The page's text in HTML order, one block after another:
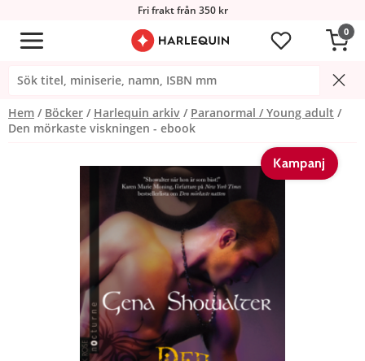
Fri frakt från 350 kr
0
Hem Böcker Harlequin arkiv
Paranormal / Young adult
Den mörkaste viskningen - ebook
Kampanj